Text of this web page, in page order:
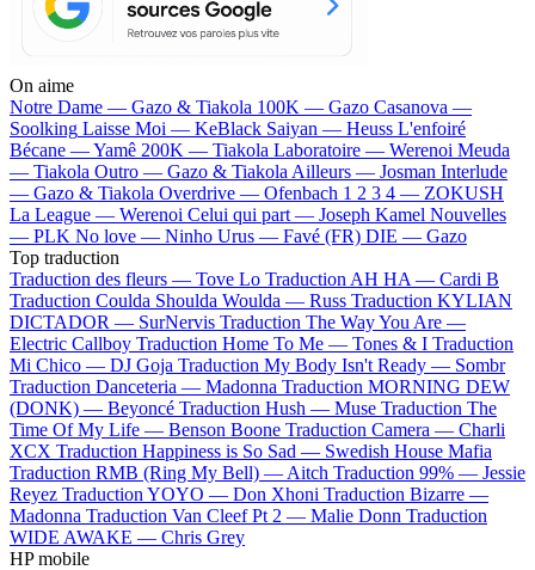
On aime
Notre Dame — Gazo & Tiakola 100K — Gazo Casanova —
Soolking Laisse Moi — KeBlack Saiyan — Heuss L'enfoiré
Bécane —Yamê 200K — Tiakola Laboratoire — Werenoi Meuda
— Tiakola Outro — Gazo & Tiakola Ailleurs — Josman Interlude
— Gazo & Tiakola Overdrive — Ofenbach 1 2 3 4 — ZOKUSH
La League — Werenoi Celui qui part — Joseph Kamel Nouvelles
— PLK No love — Ninho Urus — Favé (FR) DIE — Gazo
Top traduction
Traduction des fleurs — Tove Lo Traduction AH HA — Cardi B
Traduction Coulda Shoulda Woulda — Russ Traduction KYLIAN
DICTADOR — SurNervis Traduction The Way You Are —
Electric Callboy Traduction Home To Me — Tones & I Traduction
Mi Chico — DJ Goja Traduction My Body Isn't Ready — Sombr
Traduction Danceteria — Madonna Traduction MORNING DEW
(DONK) — Beyoncé Traduction Hush — Muse Traduction The
Time Of My Life — Benson Boone Traduction Camera — Charli
XCX Traduction Happiness is So Sad — Swedish House Mafia
Traduction RMB (Ring My Bell) — Aitch Traduction 99% — Jessie
Reyez Traduction YOYO — Don Xhoni Traduction Bizarre —
Madonna Traduction Van Cleef Pt 2 — Malie Donn Traduction
WIDE AWAKE — Chris Grey
HP mobile